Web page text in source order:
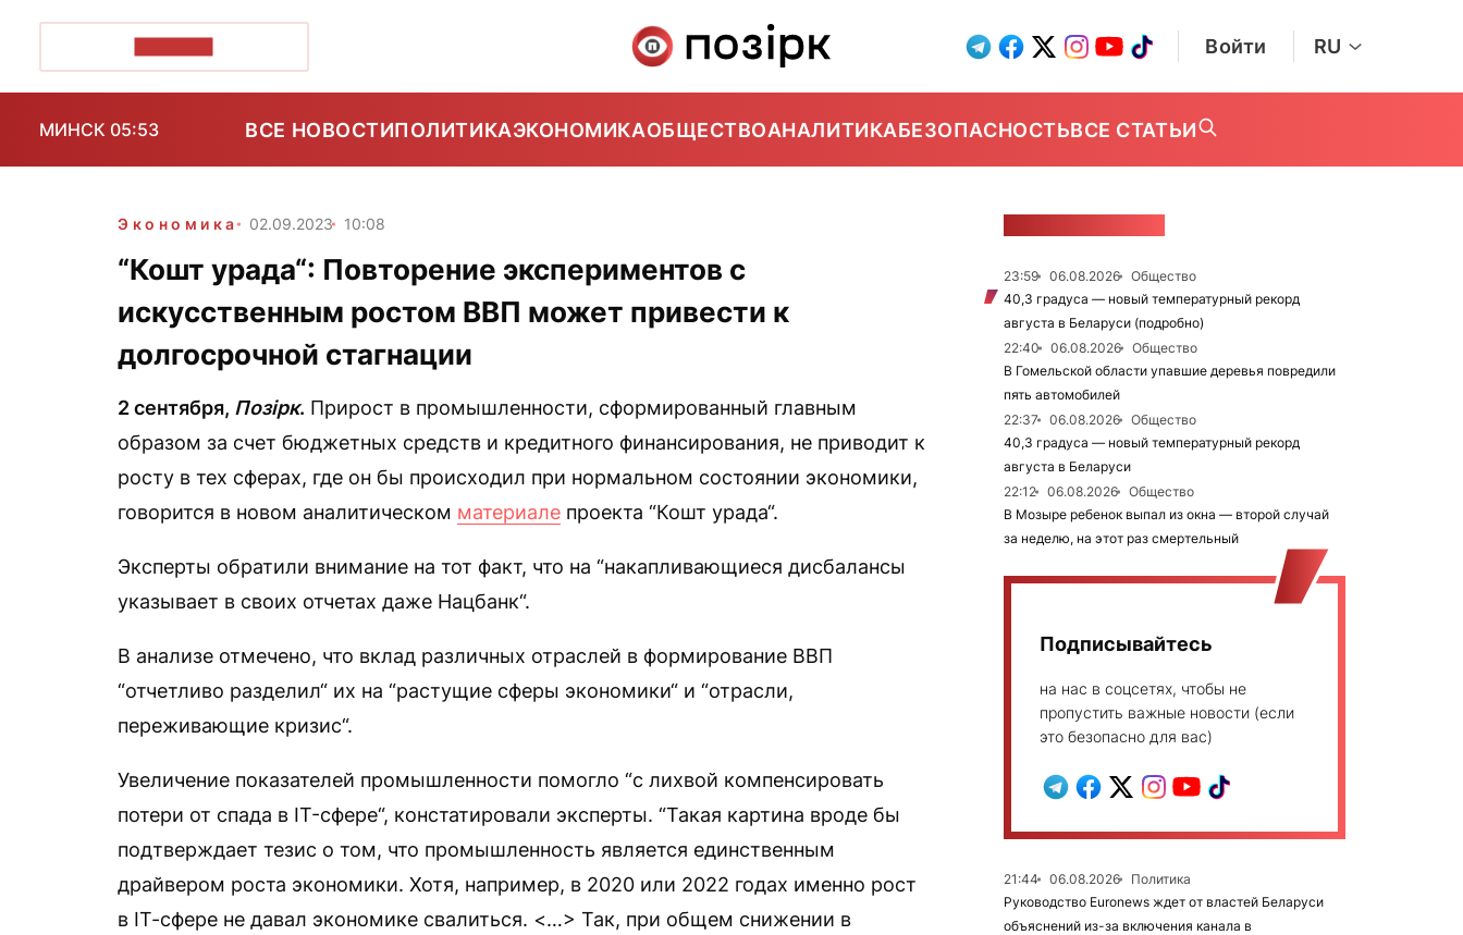
Войти RU
МИНСК 05:53 ВСЕ НОВОСТИПОЛИТИКАЭКОНОМИКАОБЩЕСТВОАНАЛИТИКАБЕЗОПАСНОСТЬВСЕ СТАТЬИ
Экономика 02.09.2023 10:08
“Кошт урада“: Повторение экспериментов с
искусственным ростом ВВП может привести к
долгосрочной стагнации
2 сентября, Позірк. Прирост в промышленности, сформированный главным
образом за счет бюджетных средств и кредитного финансирования, не приводит к
росту в тех сферах, где он бы происходил при нормальном состоянии экономики,
говорится в новом аналитическом материале проекта “Кошт урада“.
Эксперты обратили внимание на тот факт, что на “накапливающиеся дисбалансы
указывает в своих отчетах даже Нацбанк“.
В анализе отмечено, что вклад различных отраслей в формирование ВВП
“отчетливо разделил“ их на “растущие сферы экономики“ и “отрасли,
переживающие кризис“.
Увеличение показателей промышленности помогло “с лихвой компенсировать
потери от спада в IT-сфере“, констатировали эксперты. “Такая картина вроде бы
подтверждает тезис о том, что промышленность является единственным
драйвером роста экономики. Хотя, например, в 2020 или 2022 годах именно рост
в IТ-сфере не давал экономике свалиться. <…> Так, при общем снижении в
23:59 06.08.2026
Общество
40,3 градуса — новый температурный рекорд
августа в Беларуси (подробно)
22:40
06.08.2026
Общество
В Гомельской области упавшие деревья повредили
пять автомобилей
22:37
06.08.2026
Общество
40,3 градуса — новый температурный рекорд
августа в Беларуси
22:12
06.08.2026
Общество
В Мозыре ребенок выпал из окна — второй случай
за неделю, на этот раз смертельный
Подписывайтесь
на нас в соцсетях, чтобы не
пропустить важные новости (если
это безопасно для вас)
21:44 06.08.2026
Политика
Руководство Euronews ждет от властей Беларуси
объяснений из-за включения канала в